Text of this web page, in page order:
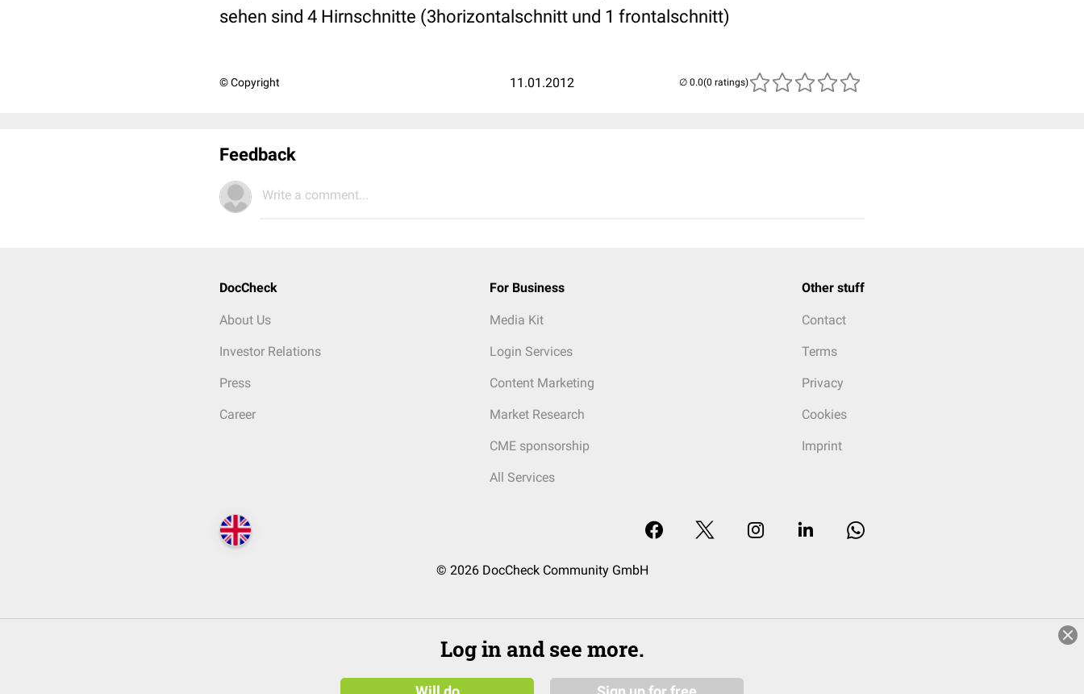
sehen sind 4 Hirnschnitte (3horizontalschnitt und 1 frontalschnitt)
© Copyright 11.01.2012 (0 ratings)
Feedback
Write a comment...
DocCheck
About Us
Investor Relations
Press
Career
For Business
Media Kit
Login Services
Content Marketing
Market Research
CME sponsorship
All Services
Other stuff
Contact
Terms
Privacy
Cookies
Imprint
© 2026 DocCheck Community GmbH
Log in and see more.